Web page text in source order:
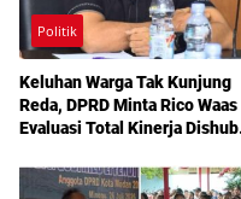
Politik
Keluhan Warga Tak Kunjung
Reda, DPRD Minta Rico Waas
Evaluasi Total Kinerja Dishub